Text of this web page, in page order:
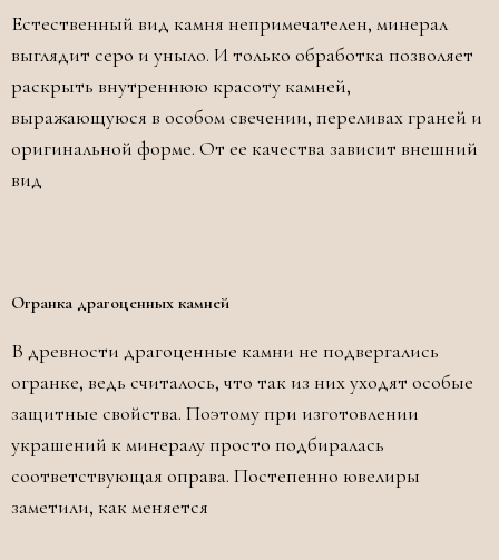
Естественный вид камня непримечателен, минерал
выглядит серо и уныло. И только обработка позволяет
раскрыть внутреннюю красоту камней,
выражающуюся в особом свечении, переливах граней и
оригинальной форме. От ее качества зависит внешний
вид
Огранка драгоценных камней
В древности драгоценные камни не подвергались
огранке, ведь считалось, что так из них уходят особые
защитные свойства. Поэтому при изготовлении
украшений к минералу просто подбиралась
соответствующая оправа. Постепенно ювелиры
заметили, как меняется